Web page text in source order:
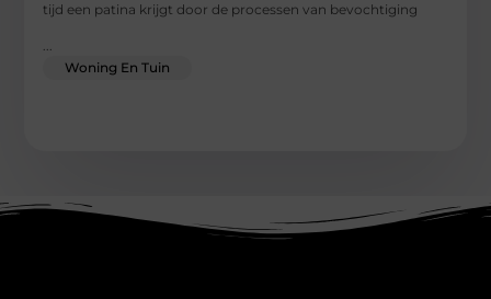
tijd een patina krijgt door de processen van bevochtiging
Woning En Tuin